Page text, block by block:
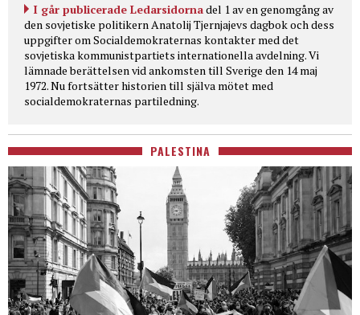
I går publicerade Ledarsidornadel 1 av en genomgång av
den sovjetiske politikern Anatolij Tjernjajevs dagbok och dess
uppgifter om Socialdemokraternas kontakter med det
sovjetiska kommunistpartiets internationella avdelning. Vi
lämnade berättelsen vid ankomsten till Sverige den 14 maj
1972. Nu fortsätter historien till själva mötet med
socialdemokraternas partiledning.
PALESTINA